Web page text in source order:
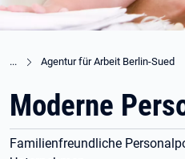
Agentur für Arbeit Berlin-Sued
Moderne
Familienfreundliche